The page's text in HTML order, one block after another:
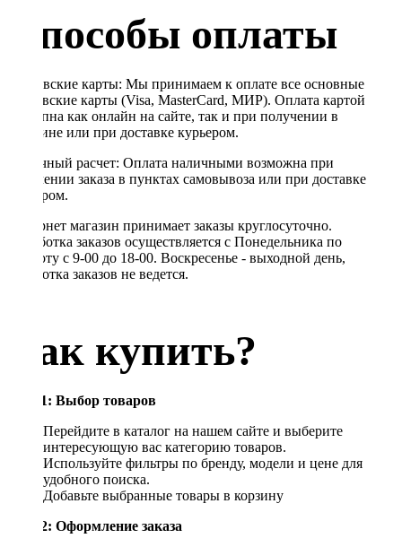
Способы оплаты
Банковские карты: Мы принимаем к оплате все основные
банковские карты (Visa, MasterCard, МИР). Оплата картой
доступна как онлайн на сайте, так и при получении в
магазине или при доставке курьером.
Наличный расчет: Оплата наличными возможна при
получении заказа в пунктах самовывоза или при доставке
курьером.
Интернет магазин принимает заказы круглосуточно.
Обработка заказов осуществляется с Понедельника по
Субботу с 9-00 до 18-00. Воскресенье - выходной день,
обработка заказов не ведется.
Как купить?
Шаг 1: Выбор товаров
Перейдите в каталог на нашем сайте и выберите
интересующую вас категорию товаров.
Используйте фильтры по бренду, модели и цене для
удобного поиска.
Добавьте выбранные товары в корзину
Шаг 2: Оформление заказа